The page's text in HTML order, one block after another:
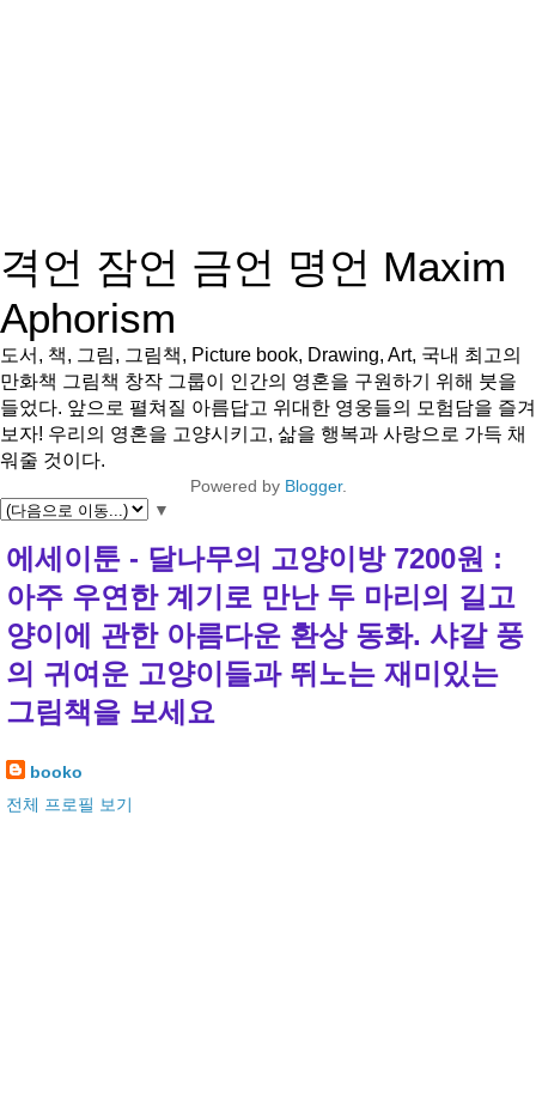
격언 잠언 금언 명언 Maxim
Aphorism
도서, 책, 그림, 그림책, Picture book, Drawing, Art, 국내 최고의
만화책 그림책 창작 그룹이 인간의 영혼을 구원하기 위해 붓을
들었다. 앞으로 펼쳐질 아름답고 위대한 영웅들의 모험담을 즐겨
보자! 우리의 영혼을 고양시키고, 삶을 행복과 사랑으로 가득 채
워줄 것이다.
Powered by Blogger.
▼
에세이툰 - 달나무의 고양이방 7200원 :
아주 우연한 계기로 만난 두 마리의 길고
양이에 관한 아름다운 환상 동화. 샤갈 풍
의 귀여운 고양이들과 뛰노는 재미있는
그림책을 보세요
booko
전체 프로필 보기